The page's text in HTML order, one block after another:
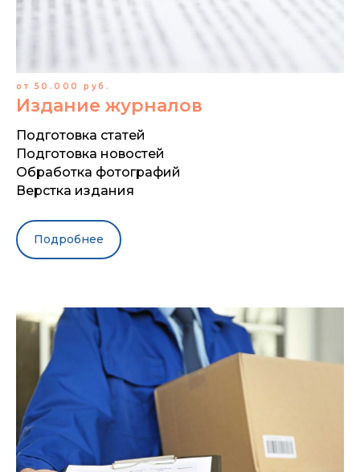
от 50.000 руб.
Издание журналов
Подготовка статей
Подготовка новостей
Обработка фотографий
Верстка издания
Подробнее